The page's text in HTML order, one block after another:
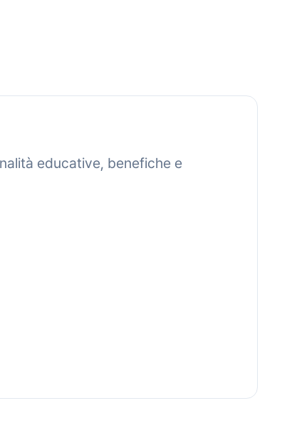
educative, benefiche e